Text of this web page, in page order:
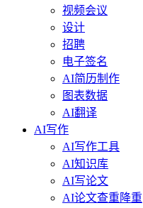
视频会议
设计
招聘
电子签名
AI简历制作
图表数据
AI翻译
AI写作
AI写作工具
AI知识库
AI写论文
AI论文查重降重